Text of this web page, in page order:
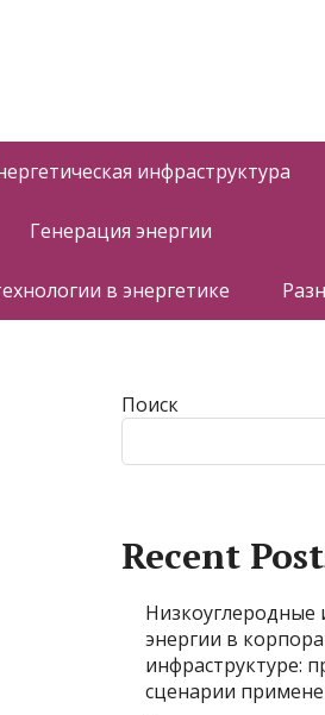
инфраструктура
Генерация энергии
в энергетике
Поиск
Recent
Низкоуглеродные
энергии в
инфраструктуре:
сценарии